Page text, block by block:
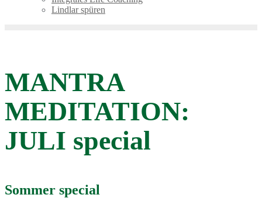
Lindlar spüren
MANTRA
MEDITATION:
JULI special
Sommer special